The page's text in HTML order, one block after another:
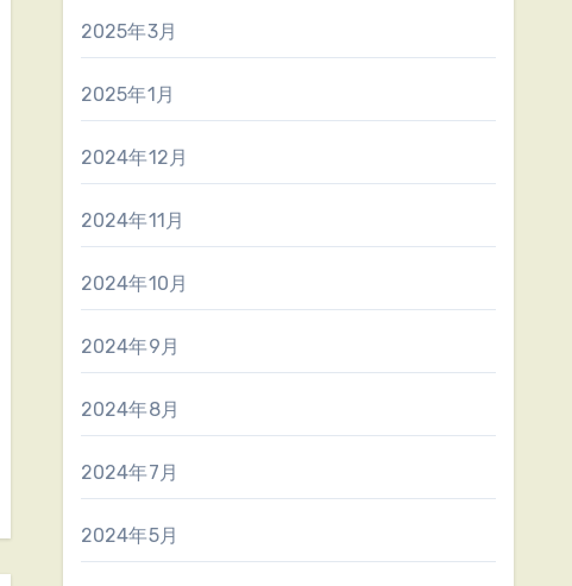
2025年3月
2025年1月
2024年12月
2024年11月
2024年10月
2024年9月
2024年8月
2024年7月
2024年5月